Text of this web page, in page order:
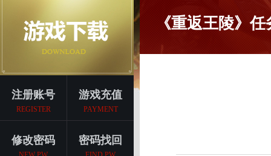
注册账号
REGISTER
游戏充值
PAYMENT
修改密码 密码找回
《重返王陵》任